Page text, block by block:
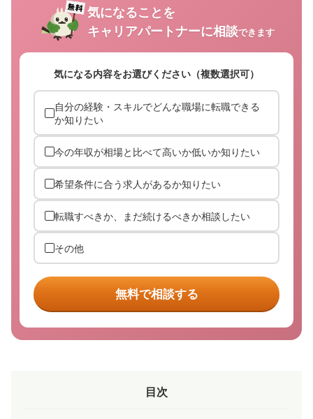
気になることを
キャリアパートナーに相談できます
気になる内容をお選びください（複数選択可）
自分の経験・スキルでどんな職場に転職できる
か知りたい
今の年収が相場と比べて高いか低いか知りたい
希望条件に合う求人があるか知りたい
転職すべきか、まだ続けるべきか相談したい
その他
無料で相談する
目次